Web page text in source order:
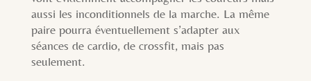
aussi les inconditionnels de la marche. La même
paire pourra éventuellement s’adapter aux
séances de cardio, de crossfit, mais pas
seulement.